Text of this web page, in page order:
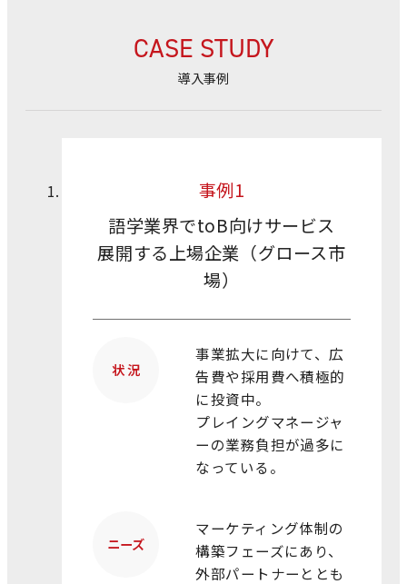
CASE STUDY
導入事例
事例1
語学業界でtoB向けサービス
展開する上場企業（グロース市
場）
状 況
事業拡大に向けて、広
告費や採用費へ積極的
に投資中。
プレイングマネージャ
ーの業務負担が過多に
なっている。
ニーズ
マーケティング体制の
構築フェーズにあり、
外部パートナーととも